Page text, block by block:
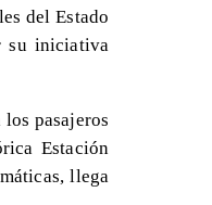
del Estado
su iniciativa
pasajeros
Estación
llega